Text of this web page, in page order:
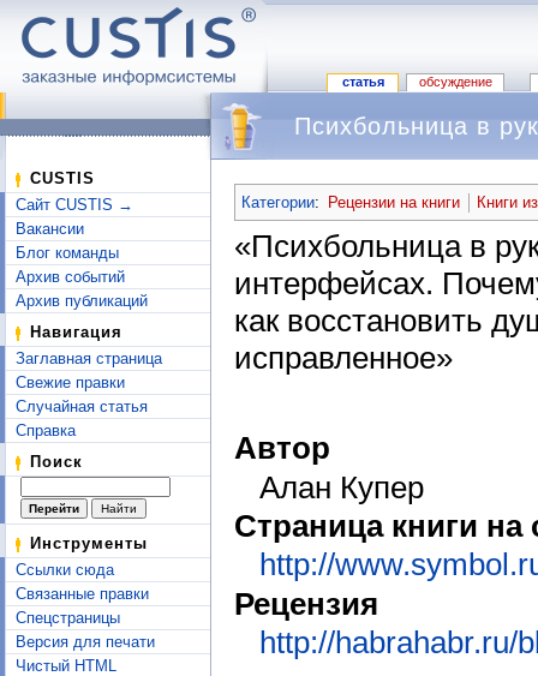
статья обсуждение
CUSTIS
Сайт CUSTIS →
Вакансии
Блог команды
Архив событий
Архив публикаций
Навигация
Заглавная страница
Свежие правки
Случайная статья
Справка
Поиск
Инструменты
Ссылки сюда
Связанные правки
Спецстраницы
Версия для печати
Чистый HTML
Психбольница в
Категории: Рецензии на книги Книги
«Психбольница в
интерфейсах.
как восстановить
исправленное»
Автор
Алан Купер
Страница книги на
http://
Рецензия
http://habrahabr.ru/